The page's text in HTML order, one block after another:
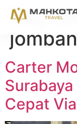
Tag:
Carter
Cepat